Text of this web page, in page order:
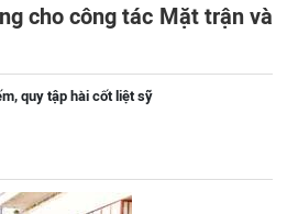
cho công tác Mặt trận và
quy tập hài cốt liệt sỹ